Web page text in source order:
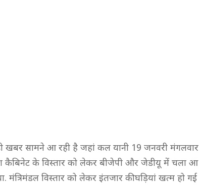
खबर सामने आ रही है जहां कल यानी 19 जनवरी मंगलवार
कैबिनेट के विस्तार को लेकर बीजेपी और जेडीयू में चला आ
मंत्रिमंडल विस्तार को लेकर इंतजार की घड़ियां खत्म हो गई